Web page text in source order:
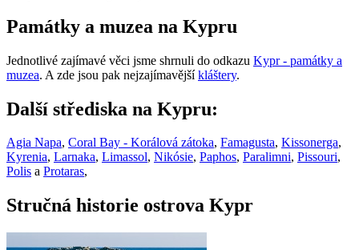
Památky a muzea na Kypru
Jednotlivé zajímavé věci jsme shrnuli do odkazu Kypr - památky a
muzea. A zde jsou pak nejzajímavějšíkláštery.
Další střediska na Kypru:
Agia Napa, Coral Bay - Korálová zátoka, Famagusta, Kissonerga,
Kyrenia, Larnaka, Limassol, Nikósie, Paphos, Paralimni, Pissouri,
Polis a Protaras,
Stručná historie ostrova Kypr